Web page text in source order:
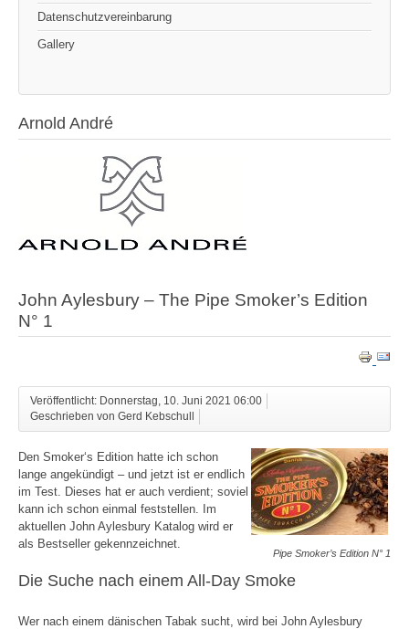
Datenschutzvereinbarung
Gallery
Arnold André
John Aylesbury – The Pipe Smoker’s Edition
N° 1
Veröffentlicht: Donnerstag, 10. Juni 2021 06:00
Geschrieben von Gerd Kebschull
Pipe Smoker’s Edition N° 1
Den Smoker‘s Edition hatte ich schon
lange angekündigt – und jetzt ist er endlich
im Test. Dieses hat er auch verdient; soviel
kann ich schon einmal feststellen. Im
aktuellen John Aylesbury Katalog wird er
als Bestseller gekennzeichnet.
Die Suche nach einem All-Day Smoke
Wer nach einem dänischen Tabak sucht, wird bei John Aylesbury